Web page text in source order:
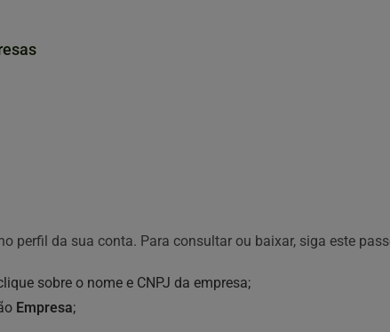
perfil da sua conta. Para consultar ou baixar, siga este
sobre o nome e CNPJ da empresa;
Empresa;